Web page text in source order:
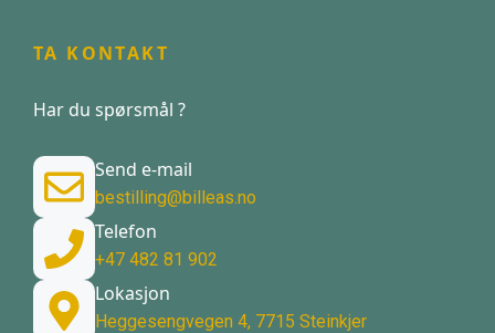
TA KONTAKT
Har du spørsmål ?
Send e-mail
bestilling@billeas.no
Telefon
+47 482 81 902
Lokasjon
Heggesengvegen 4, 7715 Steinkjer